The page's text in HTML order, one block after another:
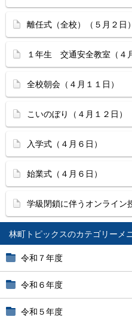
林町トピックス
令和７年度
令和６年度
令和５年度
離任式（全校）（５月２日）
１年生 交通安全教室（４
全校朝会（４月１１日）
こいのぼり（４月１２日）
入学式（４月６日）
始業式（４月６日）
学級閉鎖に伴うオンライン